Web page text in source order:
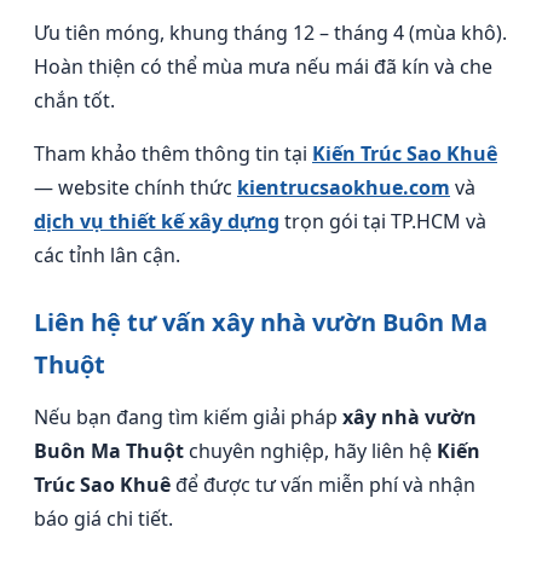
Ưu tiên móng, khung tháng 12 – tháng 4 (mùa khô).
Hoàn thiện có thể mùa mưa nếu mái đã kín và che
chắn tốt.
Tham khảo thêm thông tin tại Kiến Trúc Sao Khuê
— website chính thức kientrucsaokhue.com và
dịch vụ thiết kế xây dựng trọn gói tại TP.HCM và
các tỉnh lân cận.
Liên hệ tư vấn xây nhà vườn Buôn Ma
Thuột
Nếu bạn đang tìm kiếm giải pháp xây nhà vườn
Buôn Ma Thuột chuyên nghiệp, hãy liên hệ Kiến
Trúc Sao Khuêđể được tư vấn miễn phí và nhận
báo giá chi tiết.